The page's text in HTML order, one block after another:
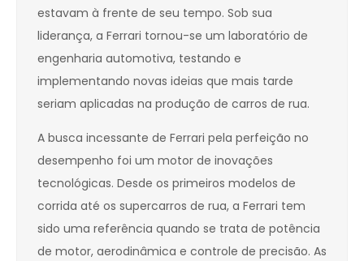
estavam à frente de seu tempo. Sob sua
liderança, a Ferrari tornou-se um laboratório de
engenharia automotiva, testando e
implementando novas ideias que mais tarde
seriam aplicadas na produção de carros de rua.
A busca incessante de Ferrari pela perfeição no
desempenho foi um motor de inovações
tecnológicas. Desde os primeiros modelos de
corrida até os supercarros de rua, a Ferrari tem
sido uma referência quando se trata de potência
de motor, aerodinâmica e controle de precisão. As